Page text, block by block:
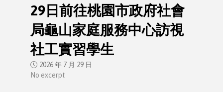
29日前往桃園市政府社會
局龜山家庭服務中心訪視
社工實習學生
2026 年 7 月 29 日
No excerpt